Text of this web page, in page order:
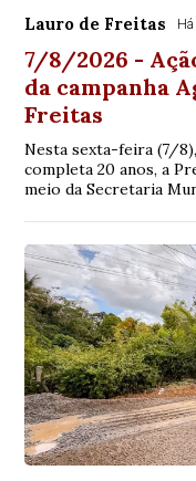
Lauro de Freitas
7/8/2026 -
da campanha
Freitas
Nesta sexta-feira (7/
completa 20 anos, a
meio da Secretaria